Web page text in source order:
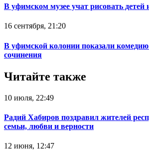
В уфимском музее учат рисовать детей
16 сентября, 21:20
В уфимской колонии показали комедию
сочинения
Читайте также
10 июля, 22:49
Радий Хабиров поздравил жителей
семьи, любви и верности
12 июня, 12:47